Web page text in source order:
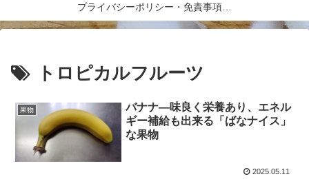
プライバシーポリシー・免責事項など
トロピカルフルーツ
果物
バナナ―味良く栄養あり、エネル
ギー補給も出来る「ばなナイス」
な果物
2025.05.11